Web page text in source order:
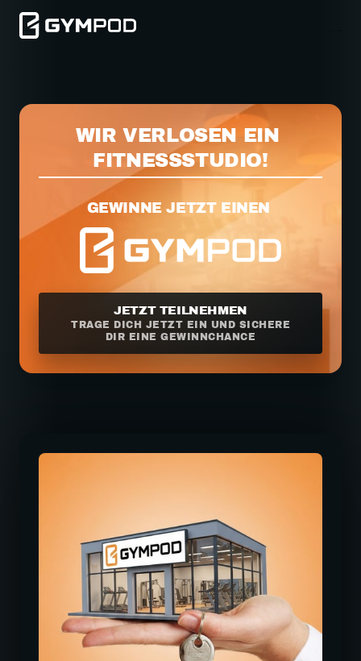
WIR VERLOSEN EIN
FITNESSSTUDIO!
GEWINNE JETZT EINEN
JETZT TEILNEHMEN
TRAGE DICH JETZT EIN UND SICHERE
DIR EINE GEWINNCHANCE